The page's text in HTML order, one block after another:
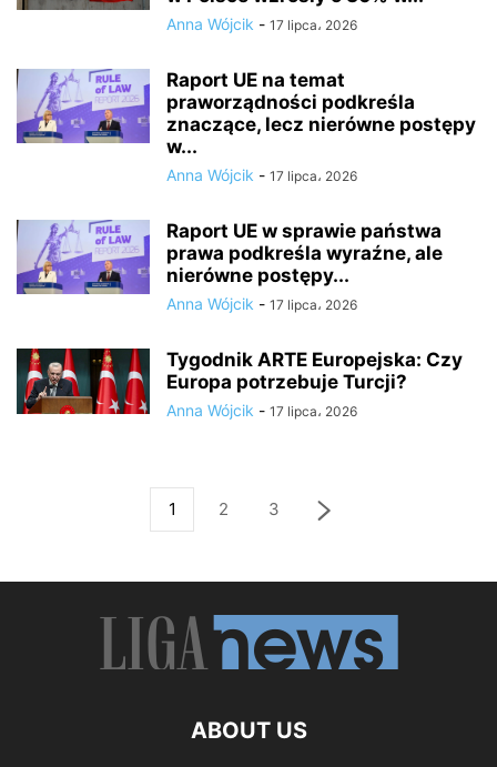
Anna Wójcik - 17 lipca، 2026
Raport UE na temat
praworządności podkreśla
znaczące, lecz nierówne postępy
w...
Anna Wójcik - 17 lipca، 2026
Raport UE w sprawie państwa
prawa podkreśla wyraźne, ale
nierówne postępy...
Anna Wójcik - 17 lipca، 2026
Tygodnik ARTE Europejska: Czy
Europa potrzebuje Turcji?
Anna Wójcik - 17 lipca، 2026
1 2 3
ABOUT US